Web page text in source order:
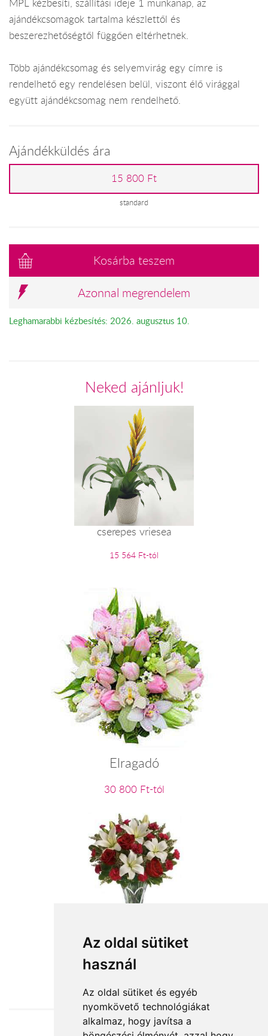
Az oldal sütiket
használ
Az oldal sütiket és egyéb
nyomkövető technológiákat
alkalmaz, hogy javítsa a
MPL kézbesíti, szállítási ideje 1 munkanap, az
ajándékcsomagok tartalma készlettől és
beszerezhetőségtől függően eltérhetnek.
Több ajándékcsomag és selyemvirág egy címre is
rendelhető egy rendelésen belül, viszont élő virággal
együtt ajándékcsomag nem rendelhető.
Ajándékküldés ára
15 800 Ft
standard
Kosárba teszem
Azonnal megrendelem
Leghamarabbi kézbesítés: 2026. augusztus 10.
Neked ajánljuk!
cserepes vriesea
15 564 Ft-tól
Elragadó
30 800 Ft-tól
Be my Valentine
38 640 Ft-tól